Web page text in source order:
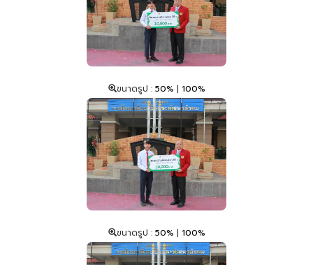
ขนาดรูป : 50% | 100%
ขนาดรูป : 50% | 100%